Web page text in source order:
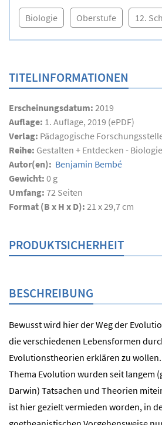
Biologie Oberstufe 12.
TITELINFORMATIONEN
Erscheinungsdatum: 2019
Auflage: 1. Auflage, 2019 (ePDF)
Verlag: Pädagogische
Reihe: Gestalten + Entdecken - Biologie
Autor(en): Benjamin Bembé
Gewicht: 0 g
Umfang: 72 Seiten
Format (B x H x D): 21 x 29,7 cm
PRODUKTSICHERHEIT
BESCHREIBUNG
Bewusst wird hier der Weg der
die verschiedenen Lebensformen
Evolutionstheorien erklären zu
Thema Evolution wurden seit langem
Darwin) Tatsachen und Theorien
ist hier gezielt vermieden worden, in